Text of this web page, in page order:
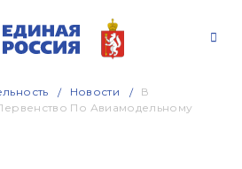
Новости
В
По Авиамодельному